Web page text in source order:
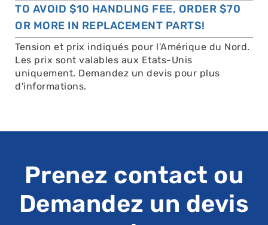
TO AVOID $10 HANDLING FEE, ORDER $70
OR MORE IN REPLACEMENT PARTS!
Tension et prix indiqués pour l'Amérique du Nord.
Les prix sont valables aux Etats-Unis
uniquement. Demandez un devis pour plus
d'informations.
Prenez contact ou
Demandez un devis